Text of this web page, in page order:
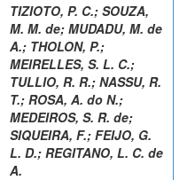
TIZIOTO, P. C.; SOUZA,
M. M. de; MUDADU, M. de
A.; THOLON, P.;
MEIRELLES, S. L. C.;
TULLIO, R. R.; NASSU, R.
T.; ROSA, A. do N.;
MEDEIROS, S. R. de;
SIQUEIRA, F.; FEIJO, G.
L. D.; REGITANO, L. C. de
A.